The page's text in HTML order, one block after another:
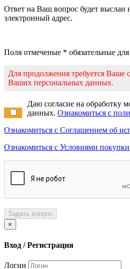
Ответ на Ваш вопрос будет выслан
электронный адрес.
Поля отмеченые * обязательные
Для продолжения требуется Ваше
Ваших персональных данных.
Даю согласие на обработку
данных. Ознакомиться с
Ознакомиться с Соглашением об
Ознакомиться с Условиями покупки
Задать вопрос
×
Вход / Регистрация
Логин